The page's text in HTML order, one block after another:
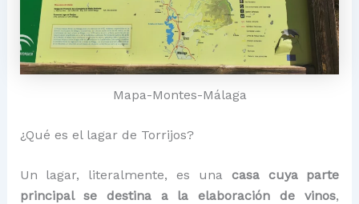
Mapa-Montes-Málaga
¿Qué es el lagar de Torrijos?
Un lagar, literalmente, es una casa cuya parte
principal se destina a la elaboración de vinos,